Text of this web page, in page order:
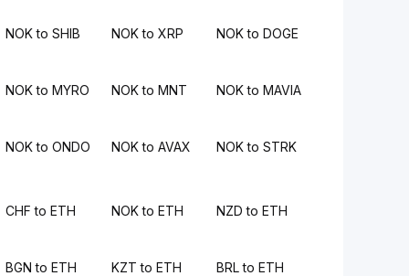
NOK to SHIB NOK to XRP NOK to DOGE
NOK to MYRO NOK to MNT NOK to MAVIA
NOK to ONDO NOK to AVAX NOK to STRK
CHF to ETH NOK to ETH NZD to ETH
BGN to ETH KZT to ETH BRL to ETH